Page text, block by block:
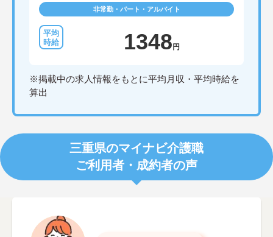
非常勤・パート・アルバイト
1348 円
※掲載中の求人情報をもとに平均月収・平均時給を
算出
三重県のマイナビ介護職
ご利用者・成約者の声